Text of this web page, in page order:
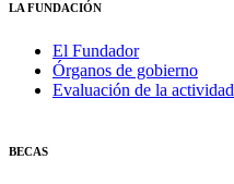
LA FUNDACIÓN
El Fundador
Órganos de gobierno
Evaluación de la actividad
BECAS